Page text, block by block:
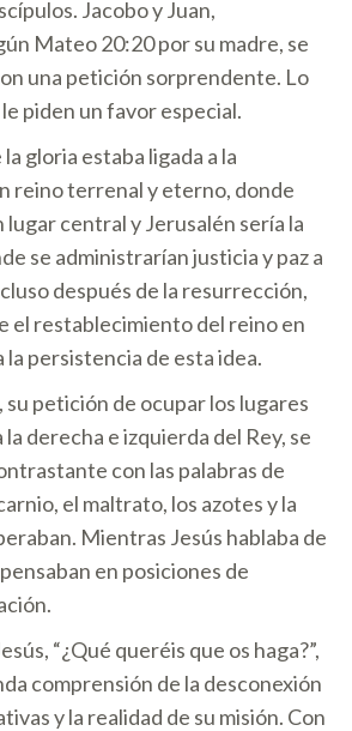
Jacobo y Juan,
Mateo 20:20 por su madre, se
una petición sorprendente. Lo
piden un favor especial.
gloria estaba ligada a la
reino terrenal y eterno, donde
lugar central y Jerusalén sería la
se administrarían justicia y paz a
después de la resurrección,
el restablecimiento del reino en
persistencia de esta idea.
petición de ocupar los lugares
la derecha e izquierda del Rey, se
con las palabras de
el maltrato, los azotes y la
Mientras Jesús hablaba de
en posiciones de
“¿Qué queréis que os haga?”,
comprensión de la desconexión
y la realidad de su misión. Con